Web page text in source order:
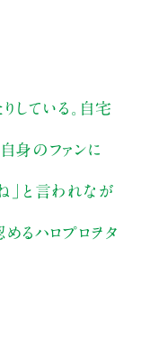
している。自宅
身のファンに
」と言われなが
るハロプロヲタ